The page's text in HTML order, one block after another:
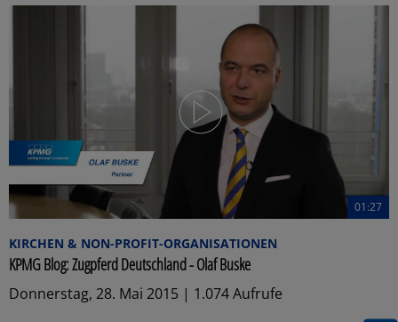
01:27
KIRCHEN & NON-PROFIT-ORGANISATIONEN
KPMG Blog: Zugpferd Deutschland - Olaf Buske
Donnerstag, 28. Mai 2015 | 1.074 Aufrufe